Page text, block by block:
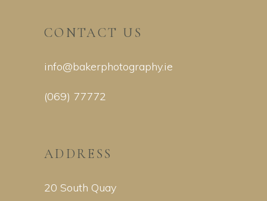
CONTACT US
info@bakerphotography.ie
(069) 77772
ADDRESS
20 South Quay